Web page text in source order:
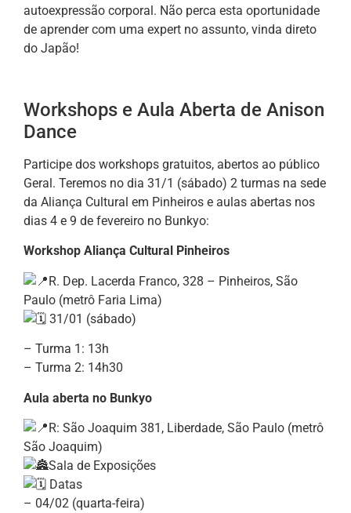
autoexpressão corporal. Não perca esta oportunidade
de aprender com uma expert no assunto, vinda direto
do Japão!
Workshops e Aula Aberta de Anison
Dance
Participe dos workshops gratuitos, abertos ao público
Geral. Teremos no dia 31/1 (sábado) 2 turmas na sede
da Aliança Cultural em Pinheiros e aulas abertas nos
dias 4 e 9 de fevereiro no Bunkyo:
Workshop Aliança Cultural Pinheiros
R. Dep. Lacerda Franco, 328 – Pinheiros, São
Paulo (metrô Faria Lima)
31/01 (sábado)
– Turma 1: 13h
– Turma 2: 14h30
Aula aberta no Bunkyo
R: São Joaquim 381, Liberdade, São Paulo (metrô
São Joaquim)
Sala de Exposições
Datas
– 04/02 (quarta-feira)